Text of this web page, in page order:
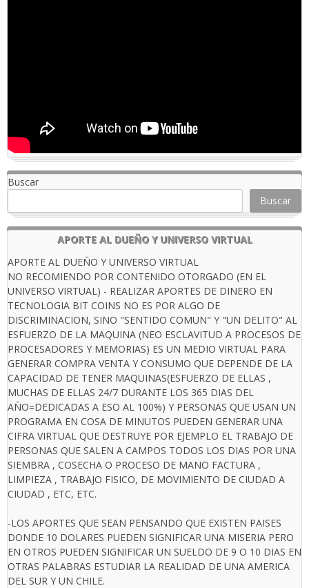
Buscar
Buscar
APORTE AL DUEÑO Y UNIVERSO VIRTUAL
APORTE AL DUEÑO Y UNIVERSO VIRTUAL
NO RECOMIENDO POR CONTENIDO OTORGADO (EN EL
UNIVERSO VIRTUAL) - REALIZAR APORTES DE DINERO EN
TECNOLOGIA BIT COINS NO ES POR ALGO DE
DISCRIMINACION, SINO "SENTIDO COMUN" Y "UN DELITO" AL
ESFUERZO DE LA MAQUINA (NEO ESCLAVITUD A PROCESOS DE
PROCESADORES Y MEMORIAS) ES UN MEDIO VIRTUAL PARA
GENERAR COMPRA VENTA Y CONSUMO QUE DEPENDE DE LA
CAPACIDAD DE TENER MAQUINAS(ESFUERZO DE ELLAS ,
MUCHAS DE ELLAS 24/7 DURANTE LOS 365 DIAS DEL
AÑO=DEDICADAS A ESO AL 100%) Y PERSONAS QUE USAN UN
PROGRAMA EN COSA DE MINUTOS PUEDEN GENERAR UNA
CIFRA VIRTUAL QUE DESTRUYE POR EJEMPLO EL TRABAJO DE
PERSONAS QUE SALEN A CAMPOS TODOS LOS DIAS POR UNA
SIEMBRA , COSECHA O PROCESO DE MANO FACTURA ,
LIMPIEZA , TRABAJO FISICO, DE MOVIMIENTO DE CIUDAD A
CIUDAD , ETC, ETC.
-LOS APORTES QUE SEAN PENSANDO QUE EXISTEN PAISES
DONDE 10 DOLARES PUEDEN SIGNIFICAR UNA MISERIA PERO
EN OTROS PUEDEN SIGNIFICAR UN SUELDO DE 9 O 10 DIAS EN
OTRAS PALABRAS ESTUDIAR LA REALIDAD DE UNA AMERICA
DEL SUR Y UN CHILE.